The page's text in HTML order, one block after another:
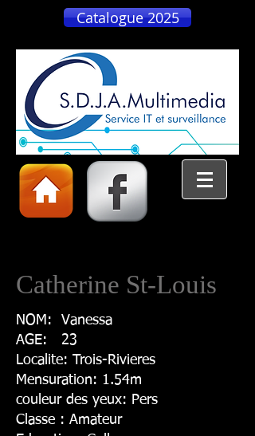
Catalogue 2025
Catherine St-Louis
NOM: Vanessa
AGE: 23
Localite: Trois-Rivieres
Mensuration: 1.54m
couleur des yeux: Pers
Classe : Amateur